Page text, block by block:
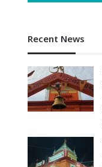
Recent News